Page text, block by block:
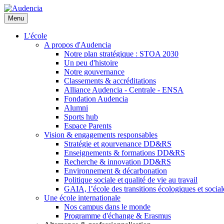
Aller
au
contenu
principal
Menu
L'école
A propos d'Audencia
Notre plan stratégique : STOA 2030
Un peu d'histoire
Notre gouvernance
Classements & accréditations
Alliance Audencia - Centrale - ENSA
Fondation Audencia
Alumni
Sports hub
Espace Parents
Vision & engagements responsables
Stratégie et gourvenance DD&RS
Enseignements & formations DD&RS
Recherche & innovation DD&RS
Environnement & décarbonation
Politique sociale et qualité de vie au travail
GAIA, l’école des transitions écologiques et
Une école internationale
Nos campus dans le monde
Programme d'échange & Erasmus